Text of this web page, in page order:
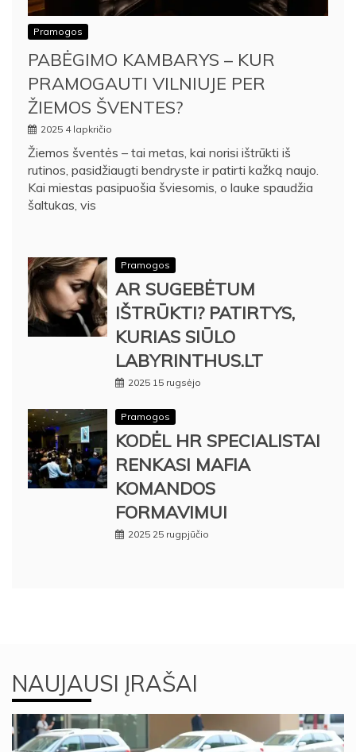
Pramogos
PABĖGIMO KAMBARYS – KUR
PRAMOGAUTI VILNIUJE PER
ŽIEMOS ŠVENTES?
2025 4 lapkričio
Žiemos šventės – tai metas, kai norisi ištrūkti iš
rutinos, pasidžiaugti bendryste ir patirti kažką naujo.
Kai miestas pasipuošia šviesomis, o lauke spaudžia
šaltukas, vis
Pramogos
AR SUGEBĖTUM
IŠTRŪKTI? PATIRTYS,
KURIAS SIŪLO
LABYRINTHUS.LT
2025 15 rugsėjo
Pramogos
KODĖL HR SPECIALISTAI
RENKASI MAFIA
KOMANDOS
FORMAVIMUI
2025 25 rugpjūčio
NAUJAUSI ĮRAŠAI